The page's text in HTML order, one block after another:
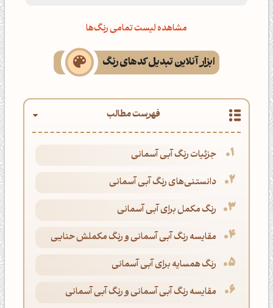
مشاهده لیست تمامی رنگ‌ها
ابزار آنلاین تبدیل کدهای رنگ
فهرست مطالب
جزئیات رنگ آبی آسمانی
دانستنی‌های رنگ آبی آسمانی
رنگ مکمل برای آبی آسمانی
مقایسه رنگ آبی آسمانی و رنگ مکملش حنایی
رنگ همسایه برای آبی آسمانی
مقایسه رنگ آبی آسمانی و رنگ آبی آسمانی